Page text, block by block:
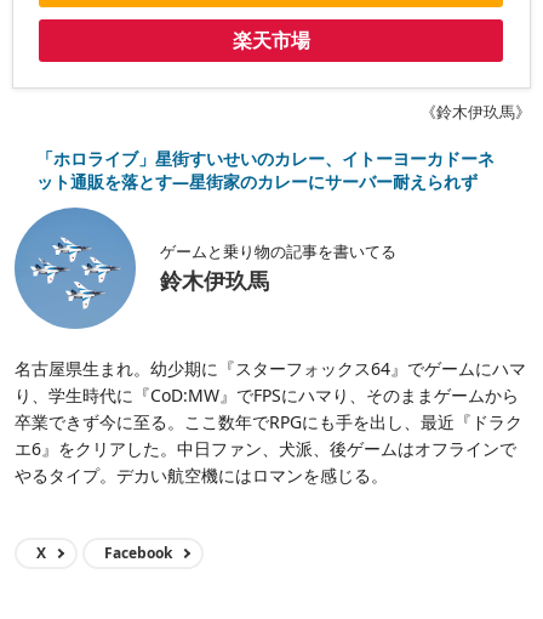
楽天市場
《鈴木伊玖馬》
「ホロライブ」星街すいせいのカレー、イトーヨーカドーネ
ット通販を落とす―星街家のカレーにサーバー耐えられず
ゲームと乗り物の記事を書いてる
鈴木伊玖馬
名古屋県生まれ。幼少期に『スターフォックス64』でゲームにハマ
り、学生時代に『CoD:MW』でFPSにハマり、そのままゲームから
卒業できず今に至る。ここ数年でRPGにも手を出し、最近『ドラク
エ6』をクリアした。中日ファン、犬派、後ゲームはオフラインで
やるタイプ。デカい航空機にはロマンを感じる。
X Facebook